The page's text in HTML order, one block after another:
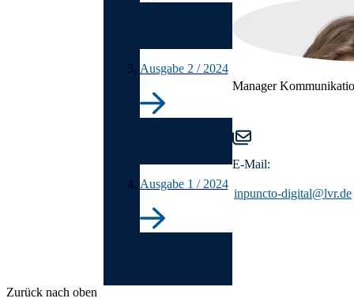
Ausgabe 2 / 2024
Ausgabe 1 / 2024
Manager
E-Mail:
inpuncto-digital@lvr.de
Zurück nach oben